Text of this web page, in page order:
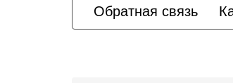
Обратная связь